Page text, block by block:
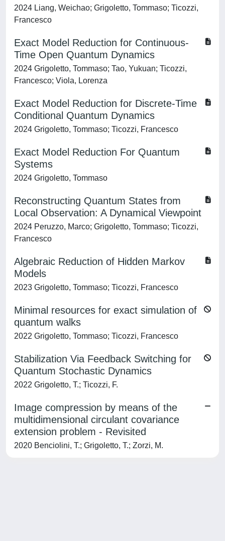
2024 Liang, Weichao; Grigoletto, Tommaso; Ticozzi,
Francesco
Exact Model Reduction for Continuous-
Time Open Quantum Dynamics
2024 Grigoletto, Tommaso; Tao, Yukuan; Ticozzi,
Francesco; Viola, Lorenza
Exact Model Reduction for Discrete-Time
Conditional Quantum Dynamics
2024 Grigoletto, Tommaso; Ticozzi, Francesco
Exact Model Reduction For Quantum
Systems
2024 Grigoletto, Tommaso
Reconstructing Quantum States from
Local Observation: A Dynamical Viewpoint
2024 Peruzzo, Marco; Grigoletto, Tommaso; Ticozzi,
Francesco
Algebraic Reduction of Hidden Markov
Models
2023 Grigoletto, Tommaso; Ticozzi, Francesco
Minimal resources for exact simulation of
quantum walks
2022 Grigoletto, Tommaso; Ticozzi, Francesco
Stabilization Via Feedback Switching for
Quantum Stochastic Dynamics
2022 Grigoletto, T.; Ticozzi, F.
Image compression by means of the
multidimensional circulant covariance
extension problem - Revisited
2020 Benciolini, T.; Grigoletto, T.; Zorzi, M.